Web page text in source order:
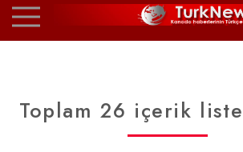
Toplam 26 içerik